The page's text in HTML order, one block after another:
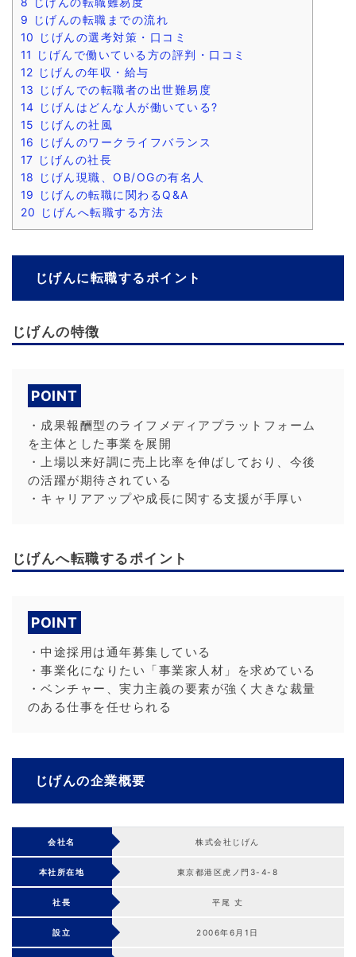
9
じげんの転職までの流れ
10
じげんの選考対策・口コミ
11
じげんで働いている方の評判・口コミ
12 じげんの年収・給与
13
じげんでの転職者の出世難易度
14 じげんはどんな人が働いている?
15
じげんの社風
16
じげんのワークライフバランス
17 じげんの社長
18
じげん現職、OB/OGの有名人
19
じげんの転職に関わるQ&A
20
じげんへ転職する方法
じげんに転職するポイント
じげんの特徴
POINT
・成果報酬型のライフメディアプラットフォーム
を主体とした事業を展開
・上場以来好調に売上比率を伸ばしており、今後
の活躍が期待されている
・キャリアアップや成長に関する支援が手厚い
じげんへ転職するポイント
POINT
・中途採用は通年募集している
・事業化になりたい「事業家人材」を求めている
・ベンチャー、実力主義の要素が強く大きな裁量
のある仕事を任せられる
じげんの企業概要
会社名 株式会社じげん
本社所在地 東京都港区虎ノ門3-4-8
社長 平尾 丈
設立 2006年6月1日